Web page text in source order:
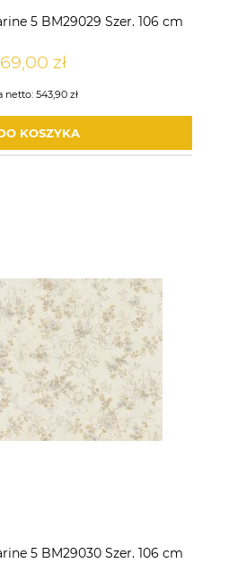
5 BM29029 Szer. 106 cm
zł
netto: 543,90 zł
KOSZYKA
5 BM29030 Szer. 106 cm